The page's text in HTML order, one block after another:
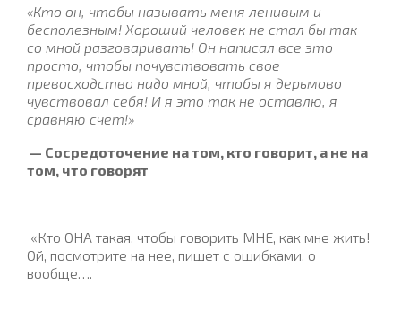
«Кто он, чтобы называть меня ленивым и
бесполезным! Хороший человек не стал бы так
со мной разговаривать! Он написал все это
просто, чтобы почувствовать свое
превосходство надо мной, чтобы я дерьмово
чувствовал себя! И я это так не оставлю, я
сравняю счет!»
— Сосредоточение на том, кто говорит, а не на
том, что говорят
«Кто ОНА такая, чтобы говорить МНЕ, как мне жить!
Ой, посмотрите на нее, пишет с ошибками, о
вообще….